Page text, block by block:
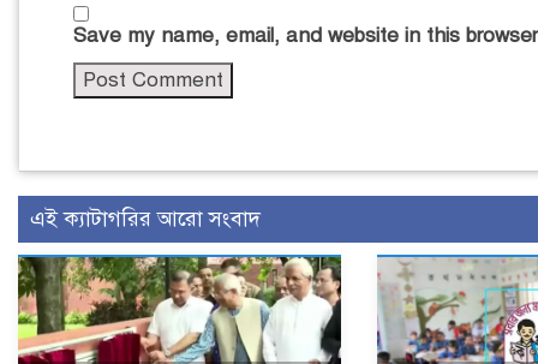
Save my name, email, and website in this
এই ক্যাটাগরির আরো সংবাদ